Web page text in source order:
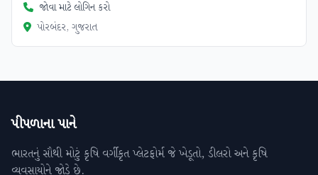
જોવા માટે લોગિન કરો
પોરબંદર, ગુજરાત
પીપળાના પાને
ભારતનું સૌથી મોટું કૃષિ વર્ગીકૃત પ્લેટફોર્મ જે ખેડૂતો, ડીલરો અને કૃષિ
વ્યવસાયોને જોડે છે.